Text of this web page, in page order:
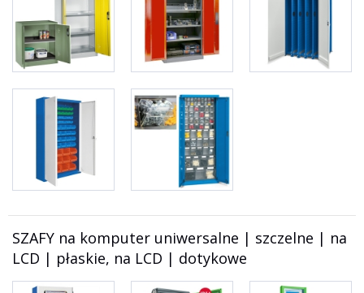
SZAFY na komputer uniwersalne | szczelne | na
LCD | płaskie, na LCD | dotykowe